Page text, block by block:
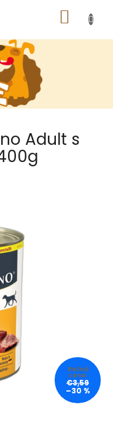
Adult s
€3,59
–30 %